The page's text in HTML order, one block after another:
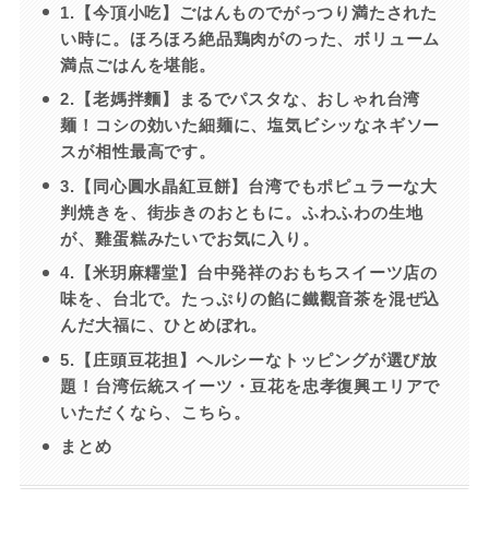
1.【今頂小吃】ごはんものでがっつり満たされた
い時に。ほろほろ絶品鶏肉がのった、ボリューム
満点ごはんを堪能。
2.【老媽拌麵】まるでパスタな、おしゃれ台湾
麺！コシの効いた細麺に、塩気ビシッなネギソー
スが相性最高です。
3.【同心圓水晶紅豆餅】台湾でもポピュラーな大
判焼きを、街歩きのおともに。ふわふわの生地
が、雞蛋糕みたいでお気に入り。
4.【米玥麻糬堂】台中発祥のおもちスイーツ店の
味を、台北で。たっぷりの餡に鐵觀音茶を混ぜ込
んだ大福に、ひとめぼれ。
5.【庄頭豆花担】ヘルシーなトッピングが選び放
題！台湾伝統スイーツ・豆花を忠孝復興エリアで
いただくなら、こちら。
まとめ